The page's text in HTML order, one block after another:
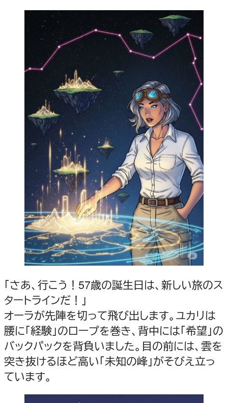
「さあ、行こう！57歳の誕生日は、新しい旅のス
タートラインだ！」
オーラが先陣を切って飛び出します。ユカリは
腰に「経験」のロープを巻き、背中には「希望」の
バックパックを背負いました。目の前には、雲を
突き抜けるほど高い「未知の峰」がそびえ立っ
ています。